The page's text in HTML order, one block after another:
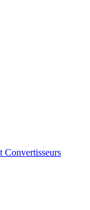
Convertisseurs